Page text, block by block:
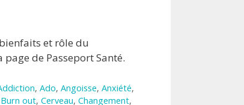
et rôle du
de Passeport Santé.
, Ado, Angoisse, Anxiété,
Burn out, Cerveau, Changement,